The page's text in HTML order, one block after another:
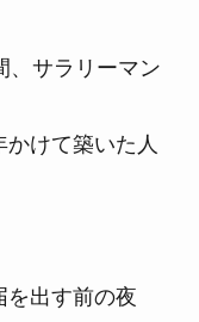
、サラリーマン
けて築いた人
を出す前の夜